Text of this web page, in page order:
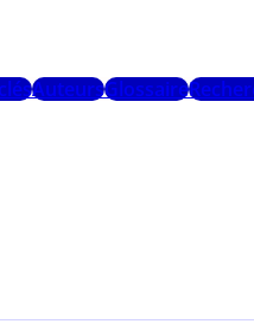
AuteursGlossaire